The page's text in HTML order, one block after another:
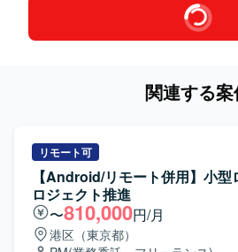
関連する
リモート可
【Android/リモート併用】小
ロジェクト推進
〜810,000円/月
港区（東京都）